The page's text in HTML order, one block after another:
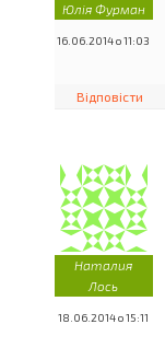
Юлія Фурман
16.06.2014 о 11:03
Відповісти
Наталия
Лось
18.06.2014 о 15:11